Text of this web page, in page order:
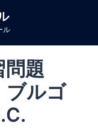
ル
問題
ブルゴ